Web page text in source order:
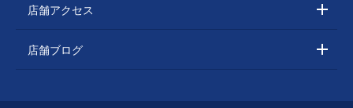
店舗アクセス
店舗ブログ